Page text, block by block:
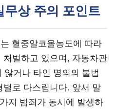
무상 주의 포인트
혈중알코올농도에 따라
벌하고 있으며, 자동차관
않거나 타인 명의의 불법
로 다스립니다. 앞서 말
지 범죄가 동시에 발생하